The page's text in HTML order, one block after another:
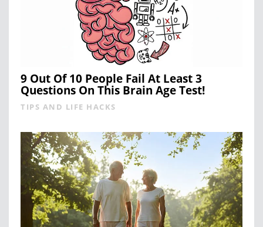
9 Out Of 10 People Fail At Least 3
Questions On This Brain Age Test!
TIPS AND LIFE HACKS